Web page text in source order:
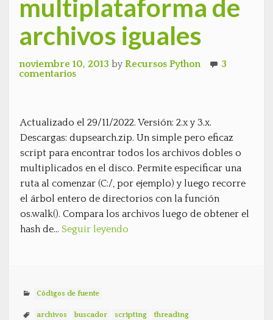
multiplataforma de
archivos iguales
noviembre 10, 2013 by Recursos Python
3
comentarios
Actualizado el 29/11/2022. Versión: 2.x y 3.x.
Descargas: dupsearch.zip. Un simple pero eficaz
script para encontrar todos los archivos dobles o
multiplicados en el disco. Permite especificar una
ruta al comenzar (C:/, por ejemplo) y luego recorre
el árbol entero de directorios con la función
os.walk(). Compara los archivos luego de obtener el
hash de… Seguir leyendo
Códigos de fuente
archivos buscador scripting threading